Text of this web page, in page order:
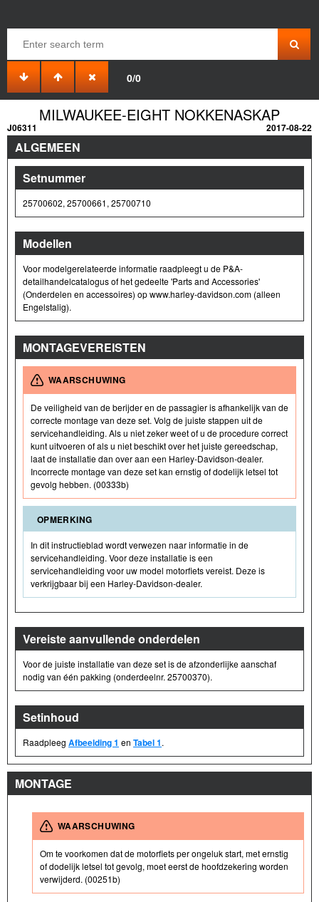
0/0
MILWAUKEE-EIGHT NOKKENASKAP
J06311 2017-08-22
ALGEMEEN
Setnummer
25700602, 25700661, 25700710
Modellen
Voor modelgerelateerde informatie raadpleegt u de P&A-
detailhandelcatalogus of het gedeelte 'Parts and Accessories'
(Onderdelen en accessoires) op www.harley-davidson.com (alleen
Engelstalig).
MONTAGEVEREISTEN
WAARSCHUWING
De veiligheid van de berijder en de passagier is afhankelijk van de
correcte montage van deze set. Volg de juiste stappen uit de
servicehandleiding. Als u niet zeker weet of u de procedure correct
kunt uitvoeren of als u niet beschikt over het juiste gereedschap,
laat de installatie dan over aan een Harley-Davidson-dealer.
Incorrecte montage van deze set kan ernstig of dodelijk letsel tot
gevolg hebben. (00333b)
OPMERKING
In dit instructieblad wordt verwezen naar informatie in de
servicehandleiding. Voor deze installatie is een
servicehandleiding voor uw model motorfiets vereist. Deze is
verkrijgbaar bij een Harley-Davidson-dealer.
Vereiste aanvullende onderdelen
Voor de juiste installatie van deze set is de afzonderlijke aanschaf
nodig van één pakking (onderdeelnr. 25700370).
Setinhoud
Raadpleeg Afbeelding 1 en Tabel 1.
MONTAGE
WAARSCHUWING
Om te voorkomen dat de motorfiets per ongeluk start, met ernstig
of dodelijk letsel tot gevolg, moet eerst de hoofdzekering worden
verwijderd. (00251b)